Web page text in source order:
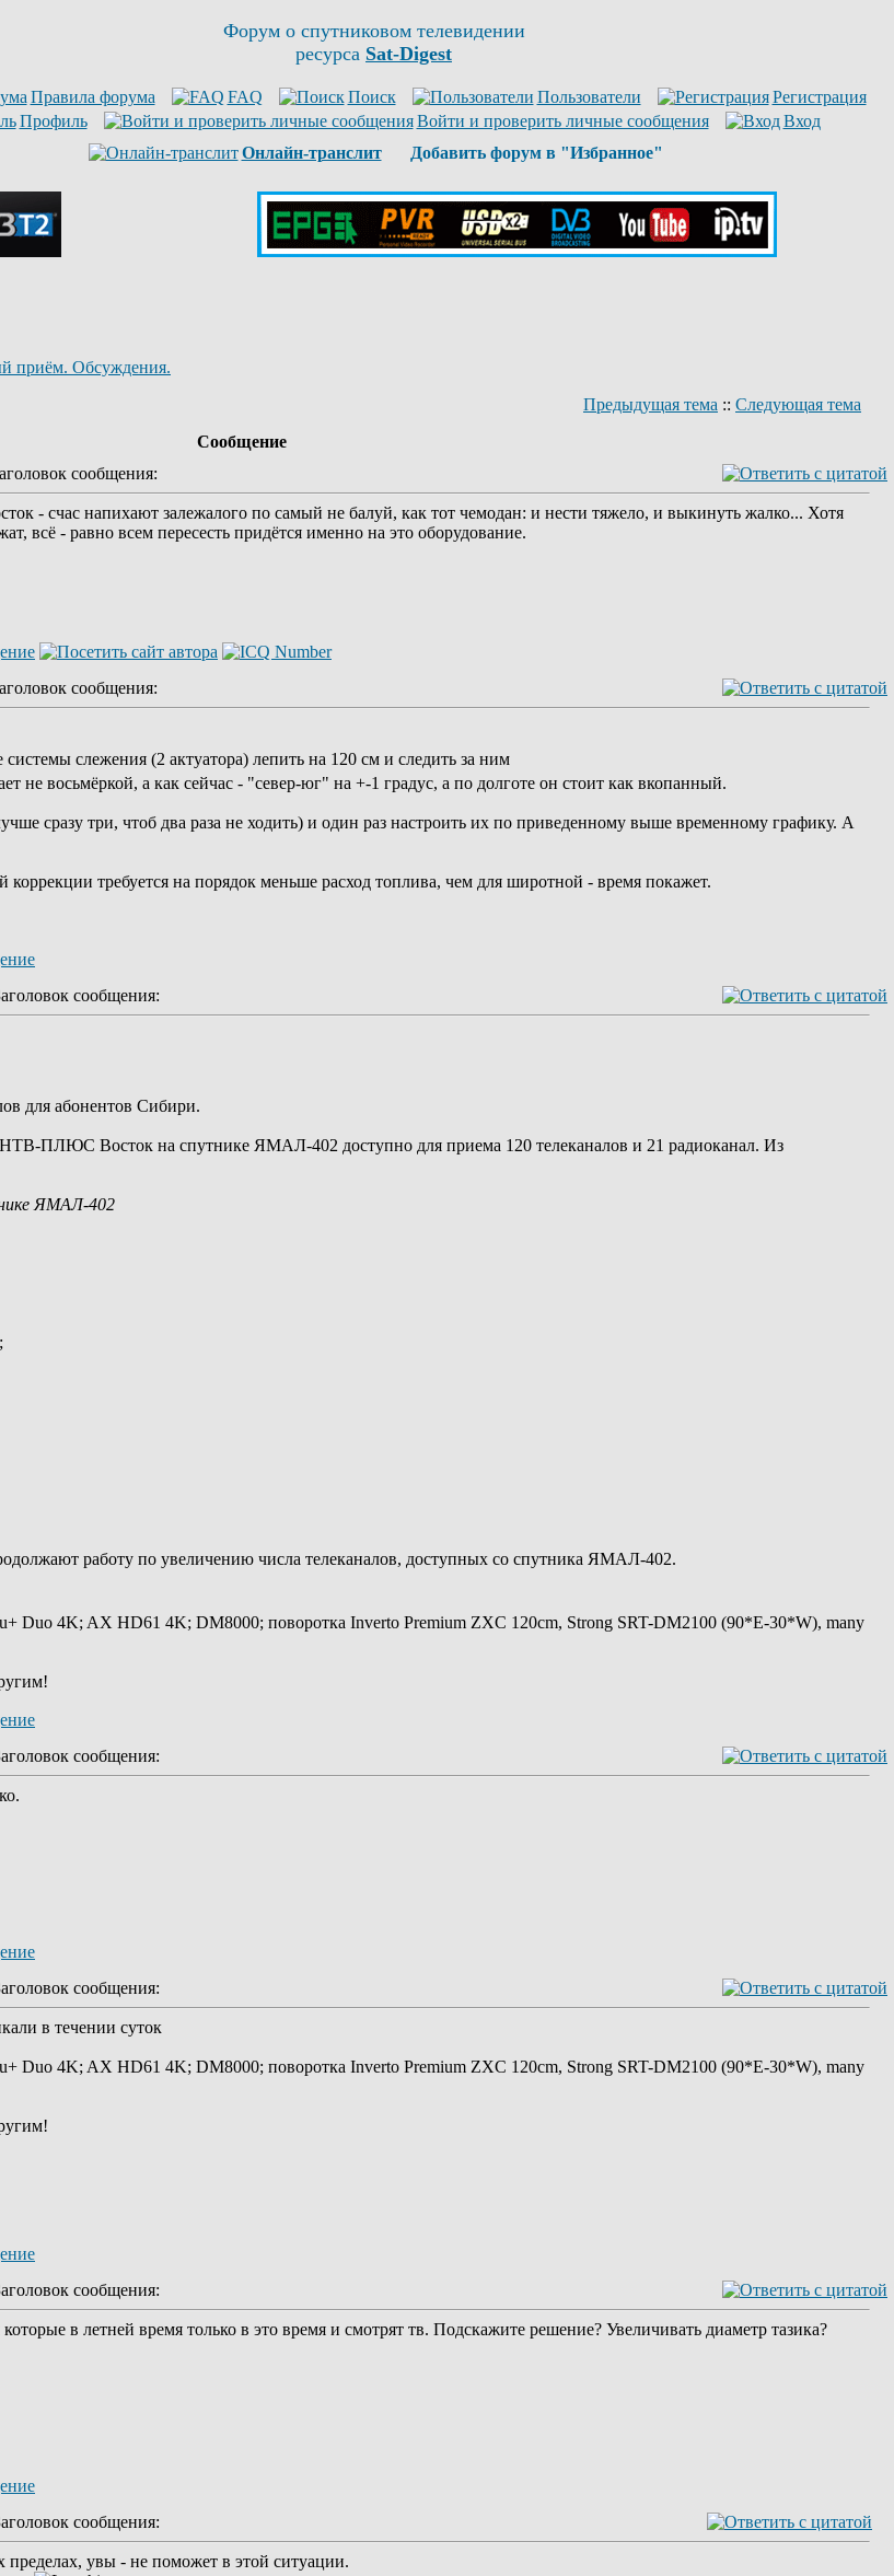
Форум о спутниковом телевидении
ресурса Sat-Digest
Правила форума FAQ Поиск Пользователи
Регистрация
Профиль
Войти и проверить личные сообщения
Вход
Онлайн-транслит
Добавить форум в "Избранное"
приём. Обсуждения.
Предыдущая тема :: Следующая тема
Сообщение
сообщения:
- счас напихают залежалого по самый не балуй, как тот чемодан: и нести тяжело, и выкинуть жалко... Хотя
всё - равно всем пересесть придётся именно на это оборудование.
сообщения:
слежения (2 актуатора) лепить на 120 см и следить за ним
не восьмёркой, а как сейчас - "север-юг" на +-1 градус, а по долготе он стоит как вкопанный.
сразу три, чтоб два раза не ходить) и один раз настроить их по приведенному выше временному графику. А
коррекции требуется на порядок меньше расход топлива, чем для широтной - время покажет.
сообщения:
для абонентов Сибири.
ПЛЮС Восток на спутнике ЯМАЛ-402 доступно для приема 120 телеканалов и 21 радиоканал. Из
ЯМАЛ-402
работу по увеличению числа телеканалов, доступных со спутника ЯМАЛ-402.
Duo 4K; AX HD61 4K; DM8000; поворотка Inverto Premium ZXC 120cm, Strong SRT-DM2100 (90*E-30*W), many
сообщения:
сообщения:
в течении суток
Duo 4K; AX HD61 4K; DM8000; поворотка Inverto Premium ZXC 120cm, Strong SRT-DM2100 (90*E-30*W), many
сообщения:
в летней время только в это время и смотрят тв. Подскажите решение? Увеличивать диаметр тазика?
сообщения:
увы - не поможет в этой ситуации.